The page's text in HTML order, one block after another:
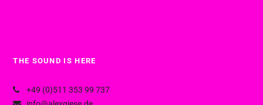
THE SOUND IS HERE
+49 (0)511 353 99 737